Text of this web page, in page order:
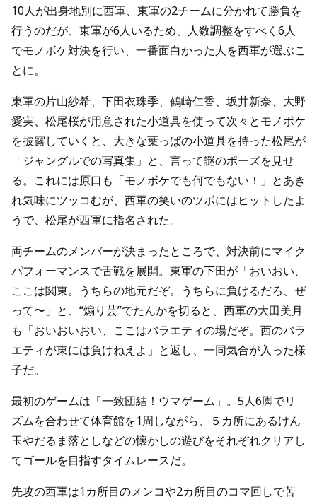
10人が出身地別に西軍、東軍の2チームに分かれて勝負を
行うのだが、東軍が6人いるため、人数調整をすべく6人
でモノボケ対決を行い、一番面白かった人を西軍が選ぶこ
とに。
東軍の片山紗希、下田衣珠季、鶴崎仁香、坂井新奈、大野
愛実、松尾桜が用意された小道具を使って次々とモノボケ
を披露していくと、大きな葉っぱの小道具を持った松尾が
「ジャングルでの写真集」と、言って謎のポーズを見せ
る。これには原口も「モノボケでも何でもない！」とあき
れ気味にツッコむが、西軍の笑いのツボにはヒットしたよ
うで、松尾が西軍に指名された。
両チームのメンバーが決まったところで、対決前にマイク
パフォーマンスで舌戦を展開。東軍の下田が「おいおい、
ここは関東。うちらの地元だぞ。うちらに負けるだろ、ぜ
って〜」と、“煽り芸”でたんかを切ると、西軍の大田美月
も「おいおいおい、ここはバラエティの場だぞ。西のバラ
エティが東には負けねえよ」と返し、一同気合が入った様
子だ。
最初のゲームは「一致団結！ウマゲーム」。5人6脚でリ
ズムを合わせて体育館を1周しながら、５カ所にあるけん
玉やだるま落としなどの懐かしの遊びをそれぞれクリアし
てゴールを目指すタイムレースだ。
先攻の西軍は1カ所目のメンコや2カ所目のコマ回しで苦